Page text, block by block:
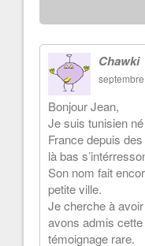
Chawki
Bonjour Jean,
Je suis tunisien
France depuis
là bas
Son nom fait
petite ville.
Je cherche à
avons admis
témoignage rare.